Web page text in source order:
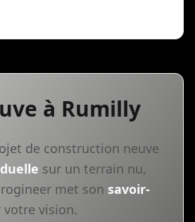
à Rumilly
de construction neuve
sur un terrain nu,
met son savoir-
vision.